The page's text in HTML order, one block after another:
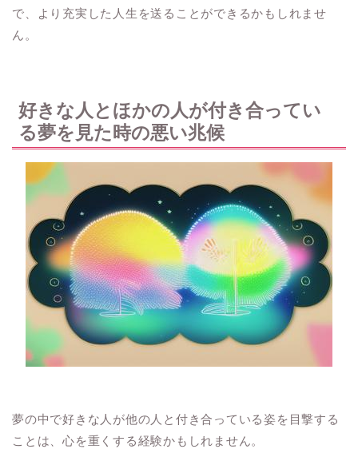
で、より充実した人生を送ることができるかもしれませ
ん。
好きな人とほかの人が付き合ってい
る夢を見た時の悪い兆候
夢の中で好きな人が他の人と付き合っている姿を目撃する
ことは、心を重くする経験かもしれません。